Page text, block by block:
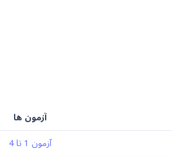
آزمون ها
آزمون 1 تا 4